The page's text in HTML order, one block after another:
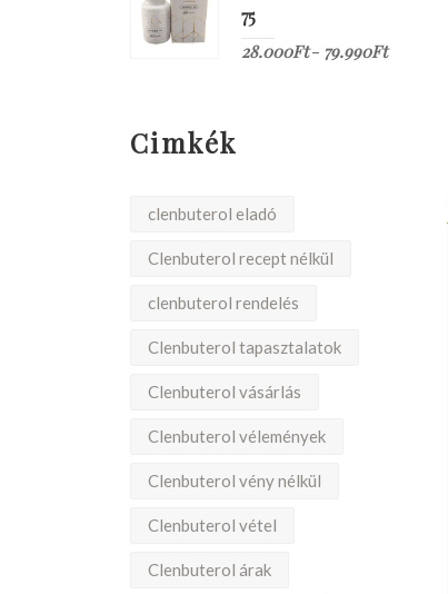
75
28.000Ft– 79.990Ft
Cimkék
clenbuterol eladó
Clenbuterol recept nélkül
clenbuterol rendelés
Clenbuterol tapasztalatok
Clenbuterol vásárlás
Clenbuterol vélemények
Clenbuterol vény nélkül
Clenbuterol vétel
Clenbuterol árak